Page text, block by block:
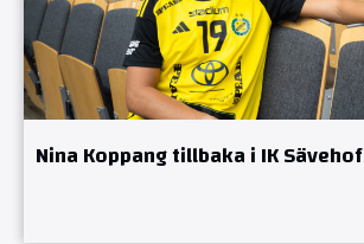
Nina Koppang tillbaka i IK Sävehof